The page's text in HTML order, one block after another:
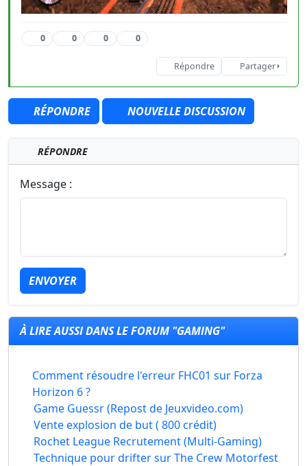
0 0 0 0
Répondre Partager
RÉPONDRE NOUVELLE DISCUSSION
RÉPONDRE
Message :
ENVOYER
À LIRE AUSSI DANS LE FORUM "GAMING"
Comment résoudre l'erreur FHC01 sur Forza
Horizon 6 ?
Game Guessr (Repost de Jeuxvideo.com)
Vente explosion de but ( 800 crédit)
Rochet League Recrutement (Multi-Gaming)
Technique pour drifter sur The Crew Motorfest